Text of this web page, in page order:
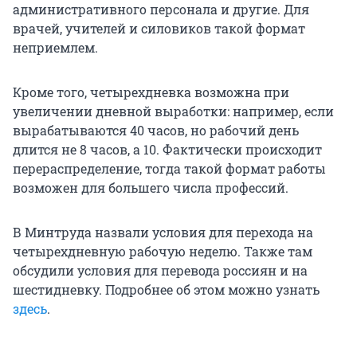
административного персонала и другие. Для
врачей, учителей и силовиков такой формат
неприемлем.
Кроме того, четырехдневка возможна при
увеличении дневной выработки: например, если
вырабатываются 40 часов, но рабочий день
длится не 8 часов, а 10. Фактически происходит
перераспределение, тогда такой формат работы
возможен для большего числа профессий.
В Минтруда назвали условия для перехода на
четырехдневную рабочую неделю. Также там
обсудили условия для перевода россиян и на
шестидневку. Подробнее об этом можно узнать
здесь.